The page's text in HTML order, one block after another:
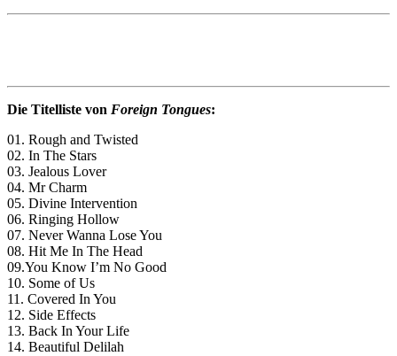
Die Titelliste von Foreign Tongues:
01. Rough and Twisted
02. In The Stars
03. Jealous Lover
04. Mr Charm
05. Divine Intervention
06. Ringing Hollow
07. Never Wanna Lose You
08. Hit Me In The Head
09.You Know I’m No Good
10. Some of Us
11. Covered In You
12. Side Effects
13. Back In Your Life
14. Beautiful Delilah